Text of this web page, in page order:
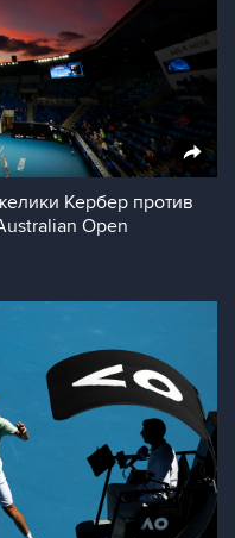
Кербер против
Open